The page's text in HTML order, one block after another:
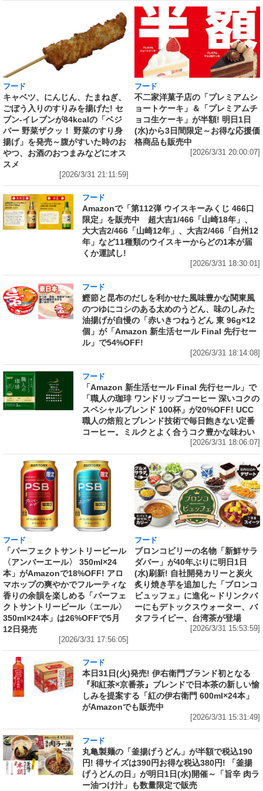
フード
キャベツ、にんじん、たまねぎ、
ごぼう入りのすりみを揚げた! セ
ブン‐イレブンが84kcalの「ベジ
バー 野菜ザクッ！ 野菜のすり身
揚げ」を発売～腹がすいた時のお
やつ、お酒のおつまみなどにオス
スメ
[2026/3/31 21:11:59]
フード
不二家洋菓子店の「プレミアムシ
ョートケーキ」＆「プレミアムチ
ョコ生ケーキ」が半額! 明日1日
(水)から3日間限定～お得な応援価
格商品も販売中
[2026/3/31 20:00:07]
フード
Amazonで「第112弾 ウイスキーみくじ 466口
限定」を販売中 超大吉1/466「山崎18年」、
大大吉2/466「山崎12年」、大吉2/466「白州12
年」など11種類のウイスキーからどの1本が届
くか運試し!
[2026/3/31 18:30:01]
フード
鰹節と昆布のだしを利かせた風味豊かな関東風
のつゆにコシのある太めのうどん、味のしみた
油揚げが自慢の「赤いきつねうどん 東 96g×12
個」が「Amazon 新生活セール Final 先行セー
ル」で54%OFF!
[2026/3/31 18:14:08]
フード
「Amazon 新生活セール Final 先行セール」で
「職人の珈琲 ワンドリップコーヒー 深いコクの
スペシャルブレンド 100杯」が20%OFF! UCC
職人の焙煎とブレンド技術で毎日飽きない定番
コーヒー。ミルクとよく合うコク豊かな味わい
[2026/3/31 18:06:07]
フード
「パーフェクトサントリービール
〈アンバーエール〉 350ml×24
本」がAmazonで18%OFF! アロ
マホップの爽やかでフルーティな
香りの余韻を楽しめる「パーフェ
クトサントリービール〈エール〉
350ml×24本」は26%OFFで5月
12日発売
[2026/3/31 17:56:05]
フード
ブロンコビリーの名物「新鮮サラ
ダバー」が40年ぶりに明日1日
(水)刷新! 自社開発カリーと炭火
炙り焼き芋を追加した「ブロンコ
ビュッフェ」に進化～ドリンクバ
ーにもデトックスウォーター、バ
タフライピー、台湾茶が登場
[2026/3/31 15:53:59]
フード
本日31日(火)発売! 伊右衛門ブランド初となる
『和紅茶×京番茶』ブレンドで日本茶の新しい愉
しみを提案する「紅の伊右衛門 600ml×24本」
がAmazonでも販売中
[2026/3/31 15:31:49]
フード
丸亀製麺の「釜揚げうどん」が半額で税込190
円! 得サイズは390円お得な税込380円! 「釜揚
げうどんの日」が明日1日(水)開催～「旨辛 肉ラ
ー油つけ汁」も数量限定で販売